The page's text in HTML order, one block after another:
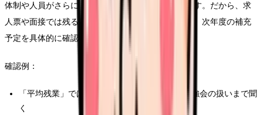
体制や人員がさらに崩れ、不安が増すことがあります。だから、求
人票や面接では残る人への業務増加、教育係の変更、次年度の補充
予定を具体的に確認してください。
確認例：
「平均残業」ではなく、前残業・記録時間・勉強会の扱いまで聞
く